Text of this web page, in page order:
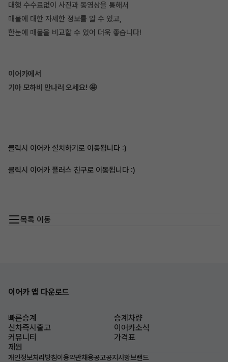
대행 수수료없이 사진과 동영상을 통해서
매물에 대한 자세한 정보를 알 수 있고,
한눈에 매물을 비교할 수 있어 더욱 좋습니다!
이어카에서
기아 모하비 만나러 오세요! 🤩
클릭시 이어카 설치하기로 이동됩니다 :)
클릭시 이어카 플러스 친구로 이동됩니다 :)
목록 이동
이어카 앱 다운로드
빠른승계
승계차량
신차즉시출고
이어카소식
커뮤니티
가격표
제원
개인정보처리방침이용약관채용공고공지사항브랜드